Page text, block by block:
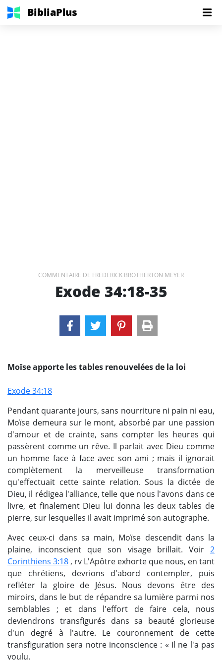
BibliaPlus
COMMENTAIRE DE FREDERICK BROTHERTON MEYER
Exode 34:18-35
Moïse apporte les tables renouvelées de la loi
Exode 34:18
Pendant quarante jours, sans nourriture ni pain ni eau,
Moïse demeura sur le mont, absorbé par une passion
d'amour et de crainte, sans compter les heures qui
passèrent comme un rêve. Il parlait avec Dieu comme
un homme face à face avec son ami ; mais il ignorait
complètement la merveilleuse transformation
qu'effectuait cette sainte relation. Sous la dictée de
Dieu, il rédigea l'alliance, telle que nous l'avons dans ce
livre, et finalement Dieu lui donna les deux tables de
pierre, sur lesquelles il avait imprimé son autographe.
Avec ceux-ci dans sa main, Moïse descendit dans la
plaine, inconscient que son visage brillait. Voir 2
Corinthiens 3:18 , rv L'Apôtre exhorte que nous, en tant
que chrétiens, devrions d'abord contempler, puis
refléter la gloire de Jésus. Nous devons être des
miroirs, dans le but de répandre sa lumière parmi nos
semblables ; et dans l'effort de faire cela, nous
deviendrons transfigurés dans sa beauté glorieuse
d'un degré à l'autre. Le couronnement de cette
transfiguration sera notre inconscience : « Il ne l'a pas
voulu.